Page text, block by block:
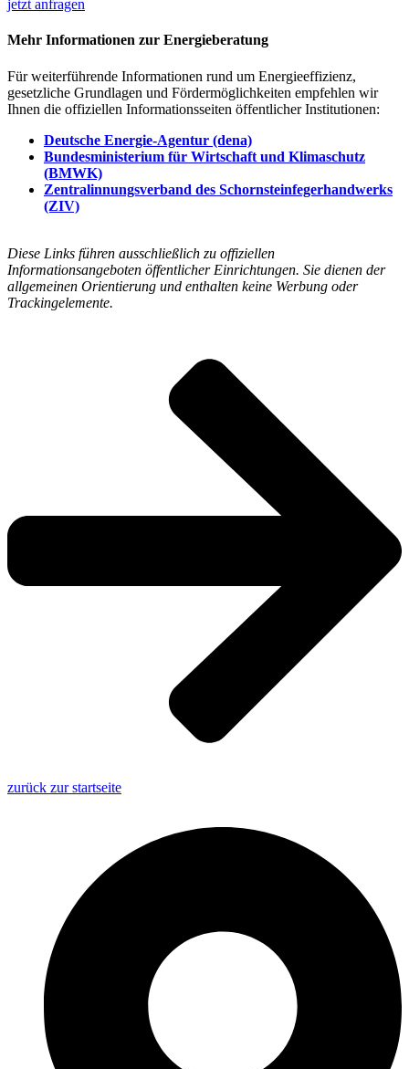
jetzt anfragen
Mehr Informationen zur Energieberatung
Für weiterführende Informationen rund um Energieeffizienz,
gesetzliche Grundlagen und Fördermöglichkeiten empfehlen wir
Ihnen die offiziellen Informationsseiten öffentlicher Institutionen:
Deutsche Energie-Agentur (dena)
Bundesministerium für Wirtschaft und Klimaschutz
(BMWK)
Zentralinnungsverband des Schornsteinfegerhandwerks
(ZIV)
Diese Links führen ausschließlich zu offiziellen
Informationsangeboten öffentlicher Einrichtungen. Sie dienen der
allgemeinen Orientierung und enthalten keine Werbung oder
Trackingelemente.
zurück zur startseite